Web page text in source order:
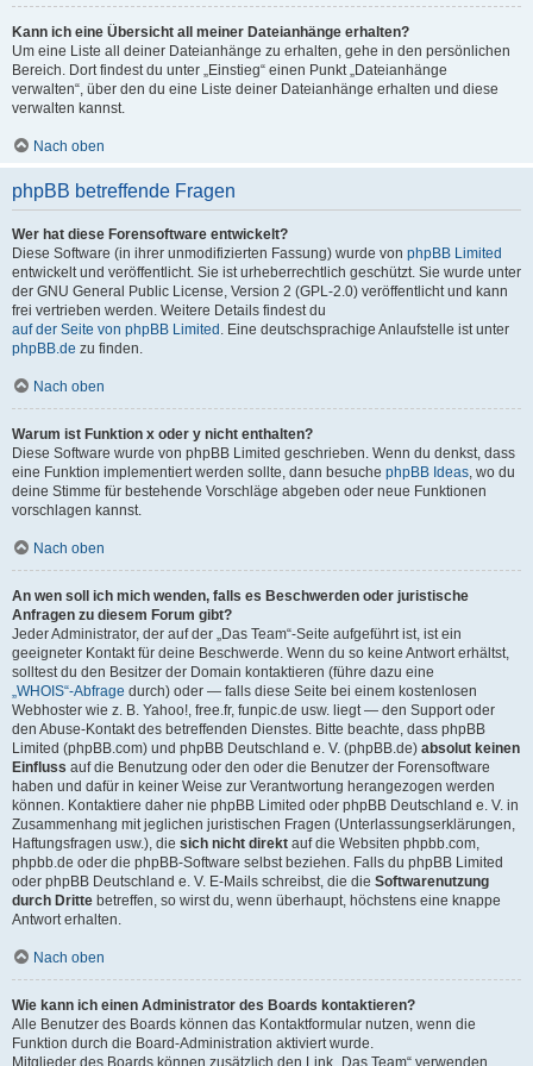
Kann ich eine Übersicht all meiner Dateianhänge erhalten?
Um eine Liste all deiner Dateianhänge zu erhalten, gehe in den persönlichen
Bereich. Dort findest du unter „Einstieg“ einen Punkt „Dateianhänge
verwalten“, über den du eine Liste deiner Dateianhänge erhalten und diese
verwalten kannst.
Nach oben
phpBB betreffende Fragen
Wer hat diese Forensoftware entwickelt?
Diese Software (in ihrer unmodifizierten Fassung) wurde von phpBB Limited
entwickelt und veröffentlicht. Sie ist urheberrechtlich geschützt. Sie wurde unter
der GNU General Public License, Version 2 (GPL-2.0) veröffentlicht und kann
frei vertrieben werden. Weitere Details findest du
auf der Seite von phpBB Limited . Eine deutschsprachige Anlaufstelle ist unter
phpBB.de zu finden.
Nach oben
Warum ist Funktion x oder y nicht enthalten?
Diese Software wurde von phpBB Limited geschrieben. Wenn du denkst, dass
eine Funktion implementiert werden sollte, dann besuche phpBB Ideas, wo du
deine Stimme für bestehende Vorschläge abgeben oder neue Funktionen
vorschlagen kannst.
Nach oben
An wen soll ich mich wenden, falls es Beschwerden oder juristische
Anfragen zu diesem Forum gibt?
Jeder Administrator, der auf der „Das Team“-Seite aufgeführt ist, ist ein
geeigneter Kontakt für deine Beschwerde. Wenn du so keine Antwort erhältst,
solltest du den Besitzer der Domain kontaktieren (führe dazu eine
„WHOIS“-Abfrage durch) oder — falls diese Seite bei einem kostenlosen
Webhoster wie z. B. Yahoo!, free.fr, funpic.de usw. liegt — den Support oder
den Abuse-Kontakt des betreffenden Dienstes. Bitte beachte, dass phpBB
Limited (phpBB.com) und phpBB Deutschland e. V. (phpBB.de) absolut keinen
Einfluss auf die Benutzung oder den oder die Benutzer der Forensoftware
haben und dafür in keiner Weise zur Verantwortung herangezogen werden
können. Kontaktiere daher nie phpBB Limited oder phpBB Deutschland e. V. in
Zusammenhang mit jeglichen juristischen Fragen (Unterlassungserklärungen,
Haftungsfragen usw.), die sich nicht direkt auf die Websiten phpbb.com,
phpbb.de oder die phpBB-Software selbst beziehen. Falls du phpBB Limited
oder phpBB Deutschland e. V. E-Mails schreibst, die die Softwarenutzung
durch Dritte betreffen, so wirst du, wenn überhaupt, höchstens eine knappe
Antwort erhalten.
Nach oben
Wie kann ich einen Administrator des Boards kontaktieren?
Alle Benutzer des Boards können das Kontaktformular nutzen, wenn die
Funktion durch die Board-Administration aktiviert wurde.
Mitglieder des Boards können zusätzlich den Link „Das Team“ verwenden.